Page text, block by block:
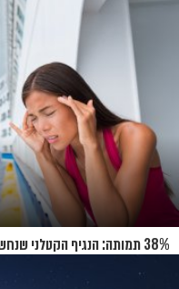
38% תמותה: הנגיף הקטלני שנחשף בקרוז באוקיינוס האטלנטי